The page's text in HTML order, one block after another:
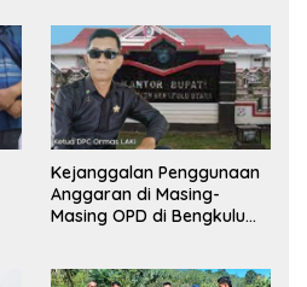
Kejanggalan Penggunaan
Anggaran di Masing-
Masing OPD di Bengkulu